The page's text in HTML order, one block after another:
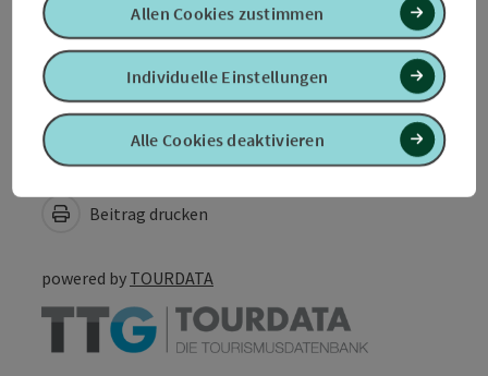
Barrierefreiheit
PDF erstellen
Beitrag drucken
In der Nähe
powered by TOURDATA
Alle Cookies deaktivieren
Individuelle Einstellungen
Allen Cookies zustimmen